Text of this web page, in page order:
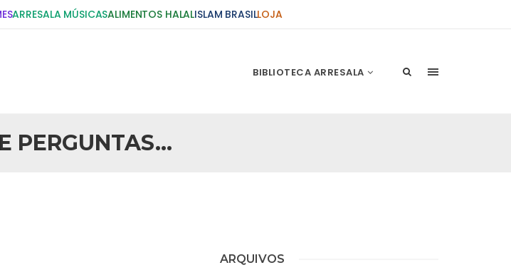
ARRESALA MÚSICASALIMENTOS HALALISLAM BRASILLOJA
BIBLIOTECA ARRESALA
PERGUNTAS…
25 DE SETEMBRO DE 2010
Necessárias Considerações Sobre o Conflito
Ano Novo Islâmico e Início de Muharam
ARQUIVOS